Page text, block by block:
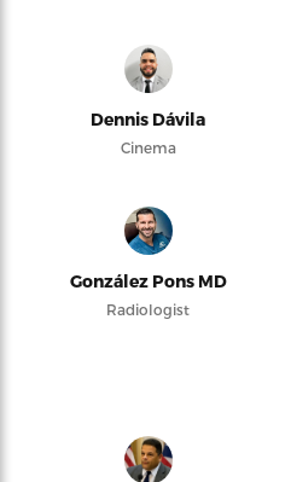
Dennis Dávila
Cinema
González Pons MD
Radiologist